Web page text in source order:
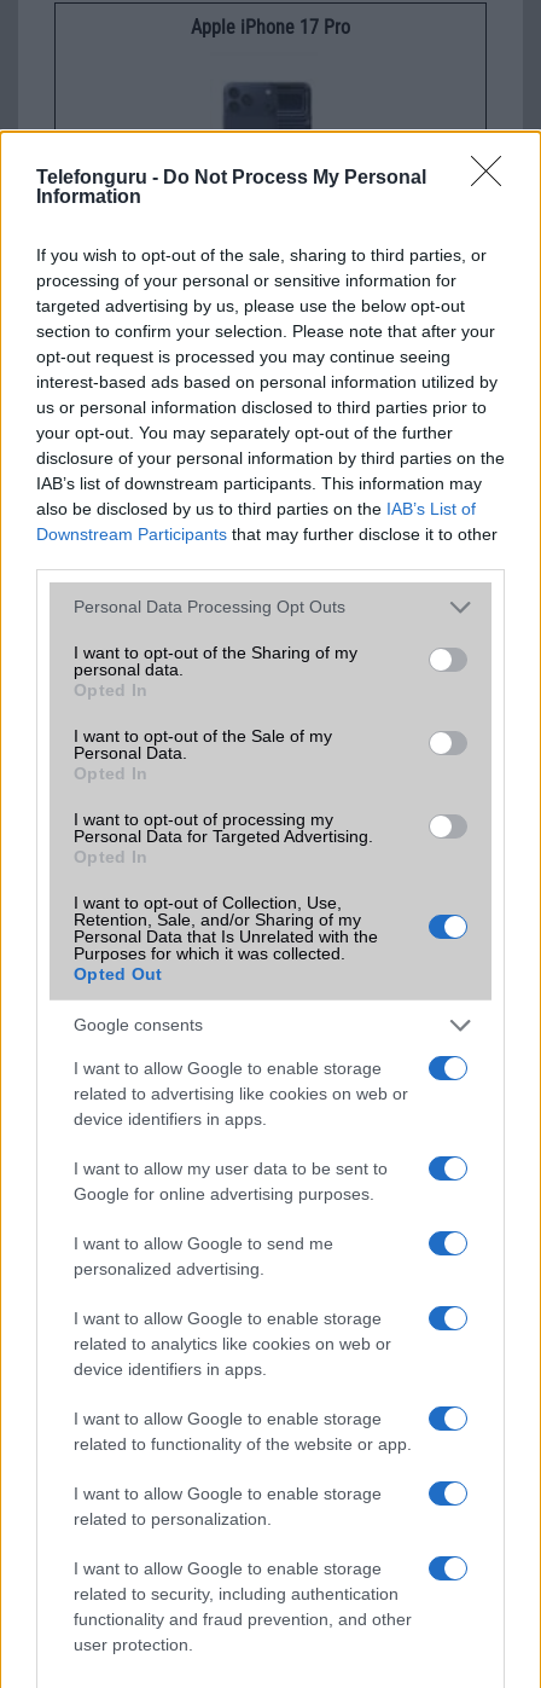
Telefonguru - Do Not Process My Personal
Information
If you wish to opt-out of the sale, sharing to third parties, or
processing of your personal or sensitive information for
targeted advertising by us, please use the below opt-out
section to confirm your selection. Please note that after your
opt-out request is processed you may continue seeing
interest-based ads based on personal information utilized by
us or personal information disclosed to third parties prior to
your opt-out. You may separately opt-out of the further
disclosure of your personal information by third parties on the
IAB’s list of downstream participants. This information may
also be disclosed by us to third parties on the IAB’s List of
Downstream Participants that may further disclose it to other
Please note that this website/app uses one or more Google
not limited to your visit or usage behaviour. You may click to
grant or deny consent to Google and its third-party tags to
use your data for below specified purposes in below Google
consent section.
Personal Data Processing Opt Outs
I want to opt-out of the Sharing of my
personal data.
Opted In
I want to opt-out of the Sale of my
Personal Data.
Opted In
I want to opt-out of processing my
Personal Data for Targeted Advertising.
Opted In
I want to opt-out of Collection, Use,
Retention, Sale, and/or Sharing of my
Personal Data that Is Unrelated with the
Purposes for which it was collected.
Opted Out
Google consents
I want to allow Google to enable storage
related to advertising like cookies on web or
device identifiers in apps.
I want to allow my user data to be sent to
Google for online advertising purposes.
I want to allow Google to send me
personalized advertising.
I want to allow Google to enable storage
related to analytics like cookies on web or
device identifiers in apps.
I want to allow Google to enable storage
related to functionality of the website or app.
I want to allow Google to enable storage
related to personalization.
I want to allow Google to enable storage
related to security, including authentication
functionality and fraud prevention, and other
user protection.
Apple iPhone 17 Pro
Nyugati GSM
435.000 Ft (új)
Apple iPhone 17 Pro
Nyugati GSM
435.000 Ft (új)
Apple iPhone 17 Pro
Euro Gsm
447.000 Ft (új)
Számos népszerű Samsung Galaxy
készülék kimarad a One UI 9
frissítésből – itt a lista az érintett
2026.06.30| Phone Arena
A One UI 9 érkezése új mesterséges intelligencia-
azonban több korábbi csúcskategóriás és középkategóriás
Galaxy készülék számára ez lesz az út vége.
iPhone 18 bemutató dátum - ekkor
rántja le a leplet az Apple az új
csúcsmobilokról
A szeptemberi eseményen az iPhone 18 Pro modellek
mellett a régóta pletykált hajlítható iPhone Ultra is
találgatások továbbra is beárnyékolják a rajtot.
funkció, amely észrevétlenül könnyíti
meg a mindennapokat
2026.06.14| Android Police
Sok felhasználó külön alkalmazásokra esküszik, pedig az